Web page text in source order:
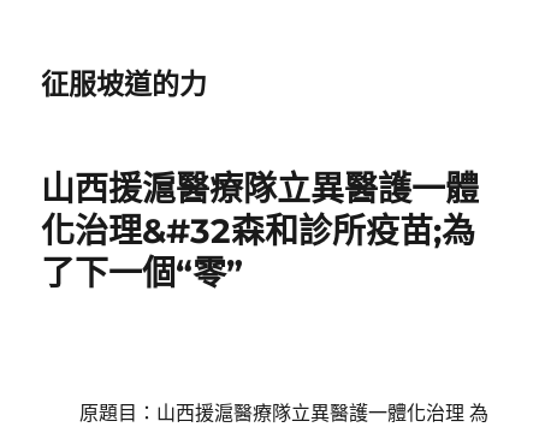
征服坡道的力
山西援滬醫療隊立異醫護一體
化治理&#32森和診所疫苗;為
了下一個“零”
原題目：山西援滬醫療隊立異醫護一體化治理 為